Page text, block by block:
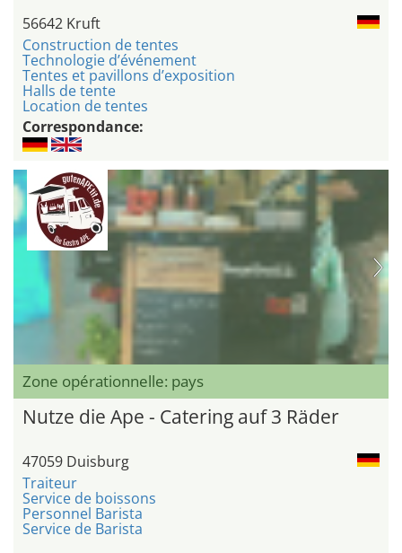
56642 Kruft
Construction de tentes
Technologie d’événement
Tentes et pavillons d’exposition
Halls de tente
Location de tentes
Correspondance:
Zone opérationnelle: pays
Nutze die Ape - Catering auf 3 Räder
47059 Duisburg
Traiteur
Service de boissons
Personnel Barista
Service de Barista